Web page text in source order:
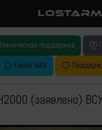
поддержка
Канал MAX
(заявлено)